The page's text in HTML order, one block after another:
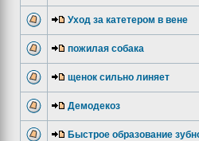
Уход за катетером в вене
пожилая собака
щенок сильно линяет
Демодекоз
Быстрое образование